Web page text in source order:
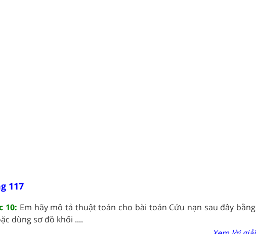
117
10: Em hãy mô tả thuật toán cho bài toán Cứu nạn sau đây bằng
dùng sơ đồ khối ....